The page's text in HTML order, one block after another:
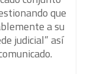
que
a su
judicial” así